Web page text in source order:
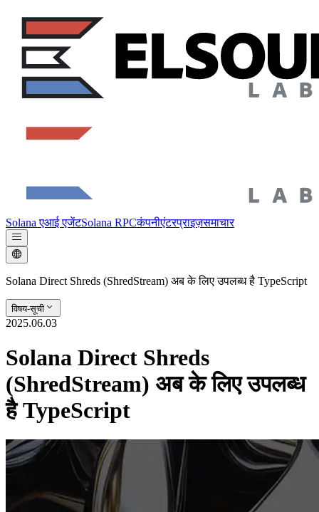
Solana एआई एजेंटSolana RPCकंपनीएंटरप्राइज़समाचार
Solana Direct Shreds (ShredStream) अब के लिए उपलब्ध है TypeScript
विषय-सूची
2025.06.03
Solana Direct Shreds
(ShredStream) अब के लिए उपलब्ध
है TypeScript